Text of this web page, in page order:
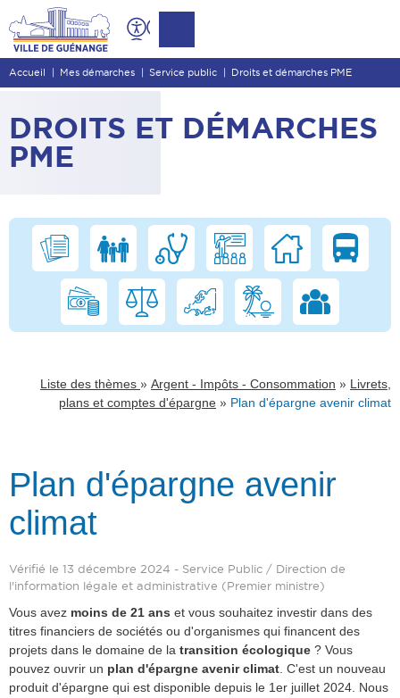
Contenu
Entête de page
Menu principal
Pied de page
Accueil Mes démarches Service public Droits et démarches PME
DROITS ET DÉMARCHES
PME
Liste des thèmes » Argent - Impôts - Consommation » Livrets,
plans et comptes d'épargne » Plan d'épargne avenir climat
Plan d'épargne avenir
climat
Vérifié le 13 décembre 2024 - Service Public / Direction de
l'information légale et administrative (Premier ministre)
Vous avez moins de 21 ans et vous souhaitez investir dans des
titres financiers de sociétés ou d'organismes qui financent des
projets dans le domaine de la transition écologique ? Vous
pouvez ouvrir un plan d'épargne avenir climat . C'est un nouveau
produit d'épargne qui est disponible depuis le 1er juillet 2024. Nous